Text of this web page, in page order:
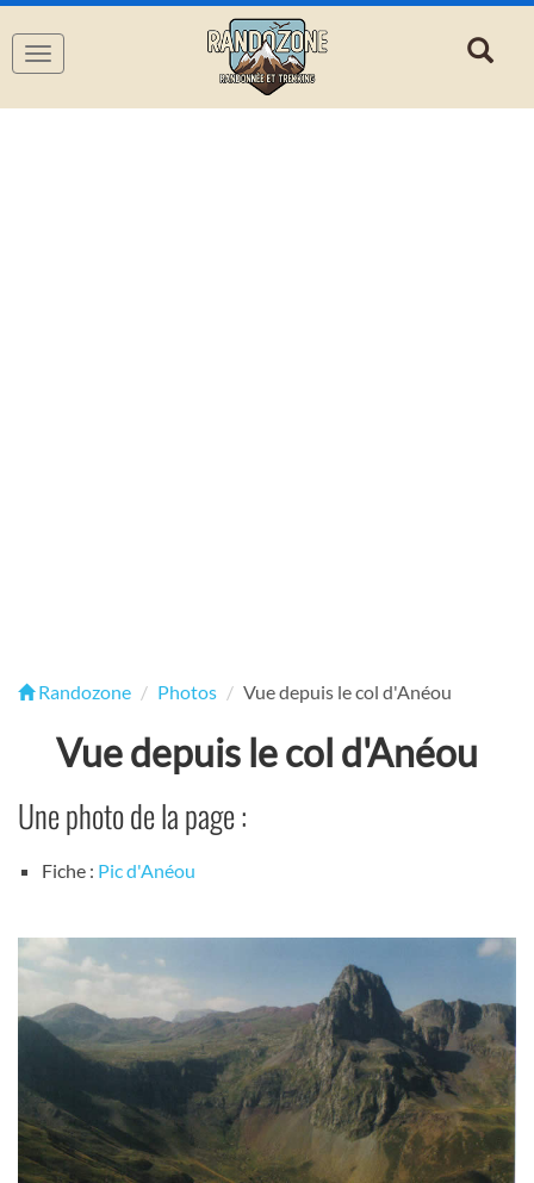
Navigation
Randozone Photos Vue depuis le col d'Anéou
Vue depuis le col d'Anéou
Une photo de la page :
Fiche : Pic d'Anéou